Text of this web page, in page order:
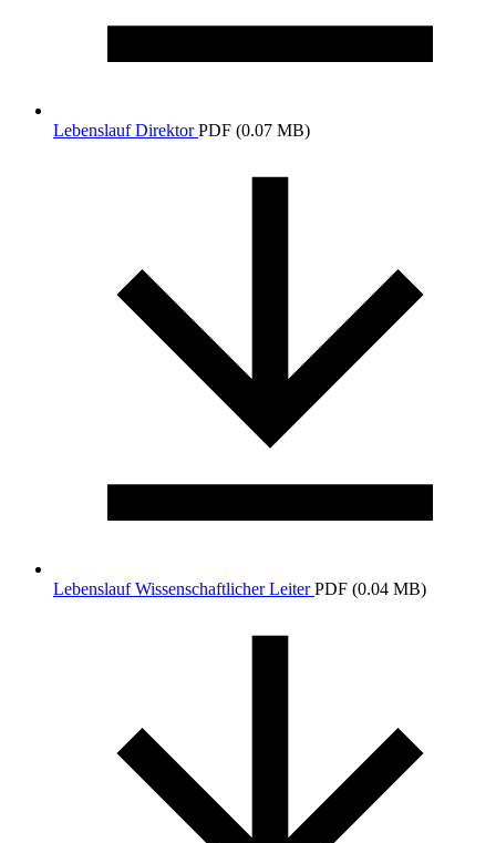
Lebenslauf Direktor PDF (0.07 MB)
Lebenslauf Wissenschaftlicher Leiter PDF (0.04 MB)